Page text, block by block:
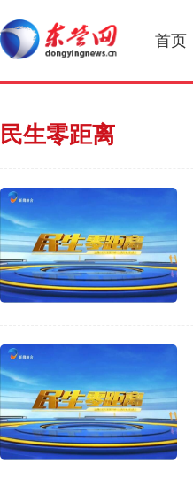
首页
民生零距离